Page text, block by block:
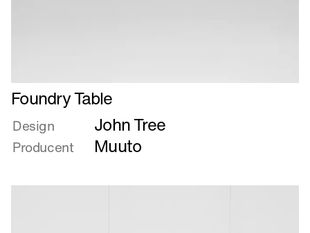
Læs
mere
om
Foundry
Table
Foundry Table
Design John Tree
Producent Muuto